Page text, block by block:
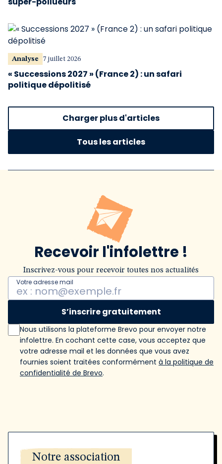
Analyse 7 juillet 2026
« Successions 2027 » (France 2) : un safari
politique dépolitisé
Charger plus d'articles
Tous les articles
Recevoir l'infolettre !
Inscrivez-vous pour recevoir toutes nos actualités
Votre adresse mail
S’inscrire gratuitement
Nous utilisons la plateforme Brevo pour envoyer notre
infolettre. En cochant cette case, vous acceptez que
votre adresse mail et les données que vous avez
fournies soient traitées conformément à la politique de
confidentialité de Brevo.
Notre association